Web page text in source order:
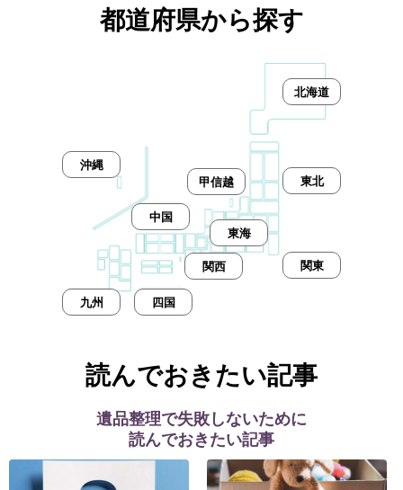
都道府県から探す
北海道
東北
甲信越
東海
関東
関西
中国
四国
九州
沖縄
読んでおきたい記事
遺品整理で失敗しないために
読んでおきたい記事